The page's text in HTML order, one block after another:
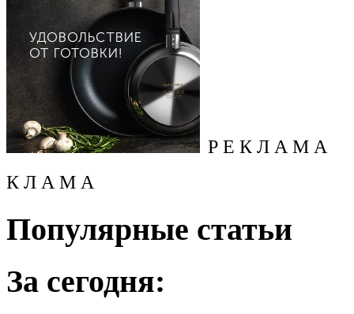
Р Е К Л А М А
К Л А М А
Популярные статьи
За сегодня: